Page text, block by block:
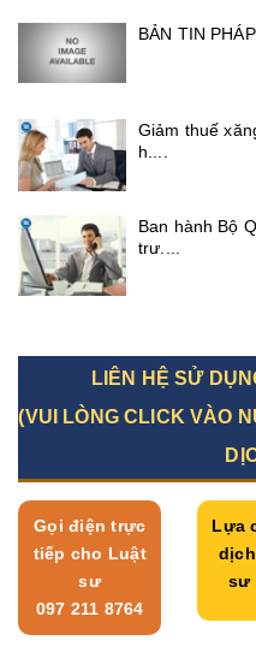
BẢN TIN
Giảm thuế
h....
Ban hành Bộ
trư....
LIÊN HỆ SỬ
(VUI LÒNG CLICK VÀO
Gọi điện trực
tiếp cho Luật
sư
097 211 8764
Lựa
sư